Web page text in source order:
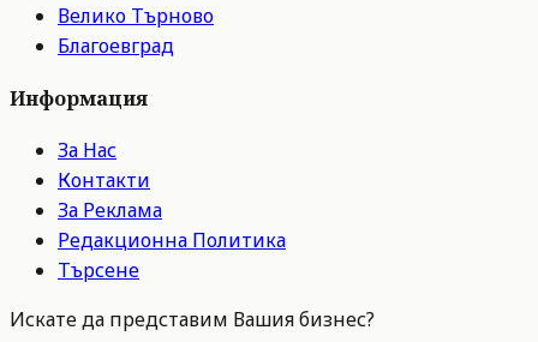
Велико Търново
Благоевград
Информация
За Нас
Контакти
За Реклама
Редакционна Политика
Търсене
Искате да представим Вашия бизнес?